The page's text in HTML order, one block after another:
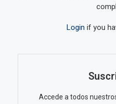
Login if you
Accede a todos